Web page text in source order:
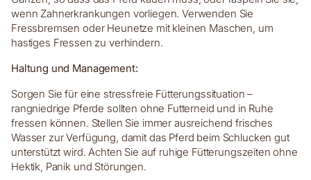
wenn Zahnerkrankungen vorliegen. Verwenden Sie
Fressbremsen oder Heunetze mit kleinen Maschen, um
hastiges Fressen zu verhindern.
Haltung und Management:
Sorgen Sie für eine stressfreie Fütterungssituation –
rangniedrige Pferde sollten ohne Futterneid und in Ruhe
fressen können. Stellen Sie immer ausreichend frisches
Wasser zur Verfügung, damit das Pferd beim Schlucken gut
unterstützt wird. Achten Sie auf ruhige Fütterungszeiten ohne
Hektik, Panik und Störungen.